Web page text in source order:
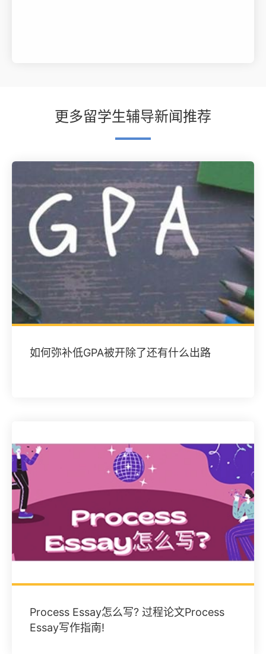
更多留学生辅导新闻推荐
如何弥补低GPA被开除了还有什么出路
Process Essay怎么写? 过程论文Process
Essay写作指南!